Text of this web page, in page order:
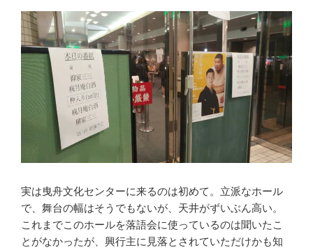
実は曳舟文化センターに来るのは初めて。立派なホール
で、舞台の幅はそうでもないが、天井がずいぶん高い。
これまでこのホールを落語会に使っているのは聞いたこ
とがなかったが、興行主に見落とされていただけかも知